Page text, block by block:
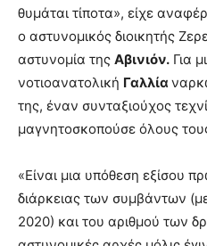
θυμάται τίποτα», είχε
ο αστυνομικός διοικητής
αστυνομία της Αβινιόν. Για
νοτιοανατολική Γαλλία
της, έναν συνταξιούχος
μαγνητοσκοπούσε όλους
«Είναι μια υπόθεση εξίσου
διάρκειας των συμβάντων
2020) και του αριθμού των